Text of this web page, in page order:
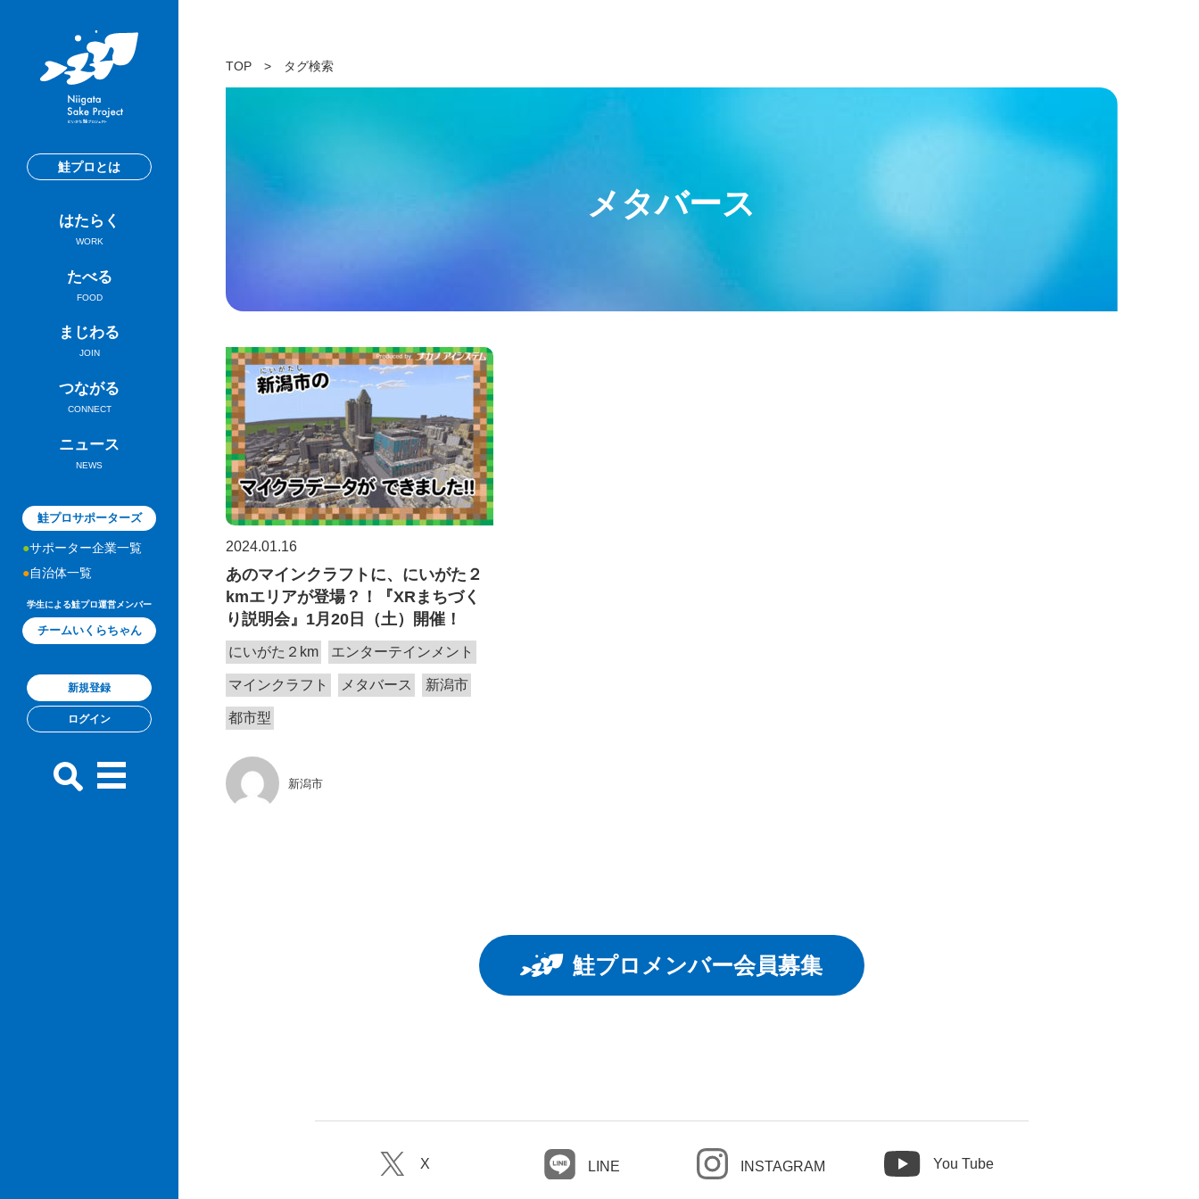
鮭プロとは
はたらく
WORK
たべる
FOOD
まじわる
JOIN
つながる
CONNECT
ニュース
NEWS
鮭プロサポーターズ
サポーター企業一覧
自治体一覧
学生による鮭プロ運営メンバー
チームいくらちゃん
新規登録
ログイン
TOP> タグ検索
メタバース
2024.01.16
あのマインクラフトに、にいがた２
kmエリアが登場？！『XRまちづく
り説明会』1月20日（土）開催！
にいがた２km エンターテインメント
マインクラフト メタバース 新潟市
都市型
新潟市
鮭プロメンバー会員募集
X LINE INSTAGRAM You Tube